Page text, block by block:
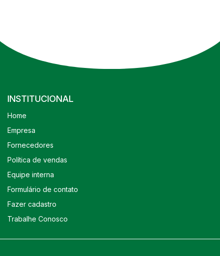
INSTITUCIONAL
Home
Empresa
Fornecedores
Política de vendas
Equipe interna
Formulário de contato
Fazer cadastro
Trabalhe Conosco